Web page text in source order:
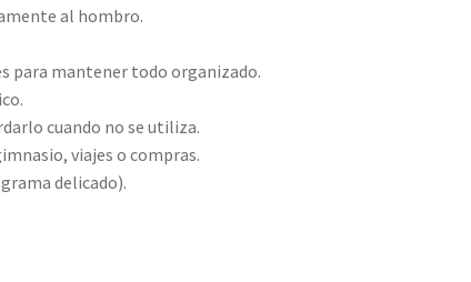
al hombro.
para mantener todo organizado.
cuando no se utiliza.
viajes o compras.
delicado).